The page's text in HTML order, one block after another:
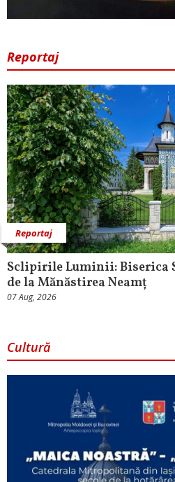
Reportaj
Reportaj
Sclipirile Luminii: Biserica
de la Mănăstirea Neamț
07 Aug, 2026
Cultură